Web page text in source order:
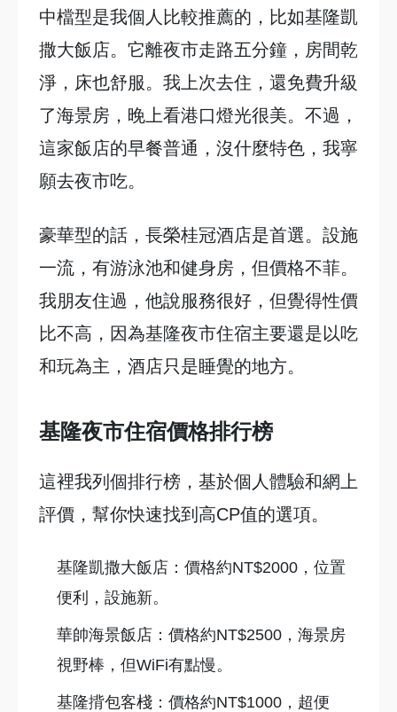
中檔型是我個人比較推薦的，比如基隆凱
撒大飯店。它離夜市走路五分鐘，房間乾
淨，床也舒服。我上次去住，還免費升級
了海景房，晚上看港口燈光很美。不過，
這家飯店的早餐普通，沒什麼特色，我寧
願去夜市吃。
豪華型的話，長榮桂冠酒店是首選。設施
一流，有游泳池和健身房，但價格不菲。
我朋友住過，他說服務很好，但覺得性價
比不高，因為基隆夜市住宿主要還是以吃
和玩為主，酒店只是睡覺的地方。
基隆夜市住宿價格排行榜
這裡我列個排行榜，基於個人體驗和網上
評價，幫你快速找到高CP值的選項。
基隆凱撒大飯店：價格約NT$2000，位置
便利，設施新。
華帥海景飯店：價格約NT$2500，海景房
視野棒，但WiFi有點慢。
基隆揹包客棧：價格約NT$1000，超便